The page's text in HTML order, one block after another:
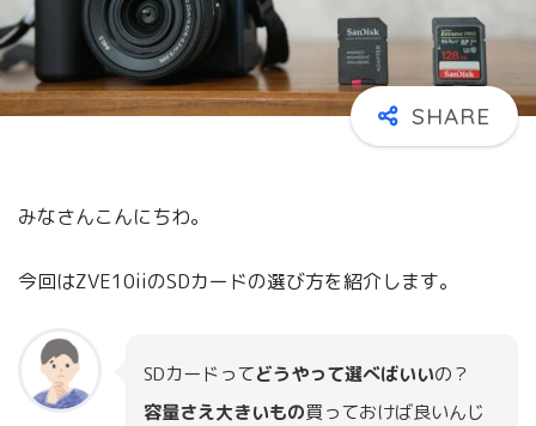
みなさんこんにちわ。
今回はZVE10iiのSDカードの選び方を紹介します。
SDカードってどうやって選べばいいの？
容量さえ大きいもの買っておけば良いんじ